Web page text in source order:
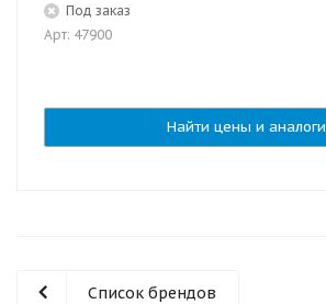
Под заказ
Арт: 47900
Найти цены и аналоги
Список брендов